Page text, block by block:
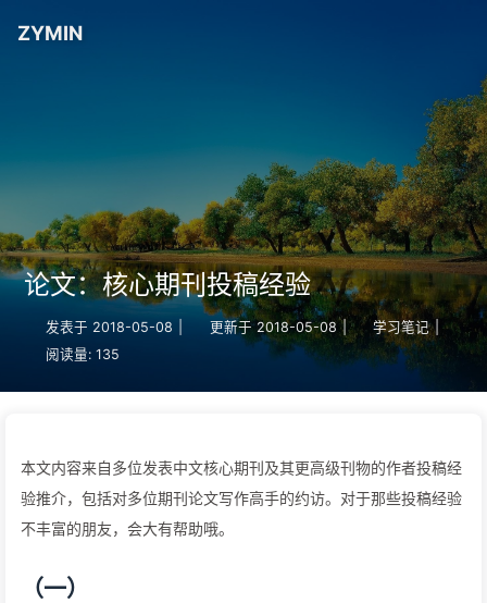
ZYMIN
论文：核心期刊投稿经验
发表于 2018-05-08 更新于 2018-05-08 | 学习笔记
阅读量: 135
本文内容来自多位发表中文核心期刊及其更高级刊物的作者投稿经
验推介，包括对多位期刊论文写作高手的约访。对于那些投稿经验
不丰富的朋友，会大有帮助哦。
（一）